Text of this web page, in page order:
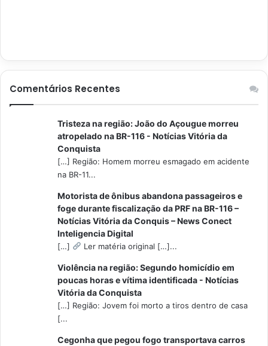
Comentários Recentes
Tristeza na região: João do Açougue morreu
atropelado na BR-116 - Notícias Vitória da
Conquista
[…] Região: Homem morreu esmagado em acidente
na BR-11...
Motorista de ônibus abandona passageiros e
foge durante fiscalização da PRF na BR-116 –
Notícias Vitória da Conquis – News Conect
Inteligencia Digital
[…] Ler matéria original […]...
Violência na região: Segundo homicídio em
poucas horas e vítima identificada - Notícias
Vitória da Conquista
[…] Região: Jovem foi morto a tiros dentro de casa
[...
Cegonha que pegou fogo transportava carros